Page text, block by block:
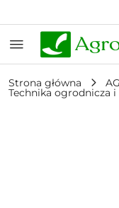
Strona główna
Technika ogrodnicza i